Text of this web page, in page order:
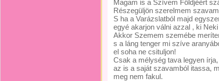
Magam is a Szívem Földjéért
Részegüljön szerelmem
S ha a Varázslatból majd
egyé akarjon válni azzal , ki
Akkor Szemem szemébe
s a láng tenger mi szíve
el soha ne csituljon!
Csak a mélység tava legyen írja,
az is a saját szavamból itassa,
meg nem fakul.